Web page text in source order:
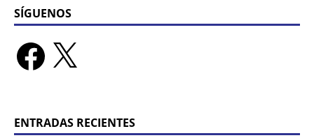
SÍGUENOS
ENTRADAS RECIENTES